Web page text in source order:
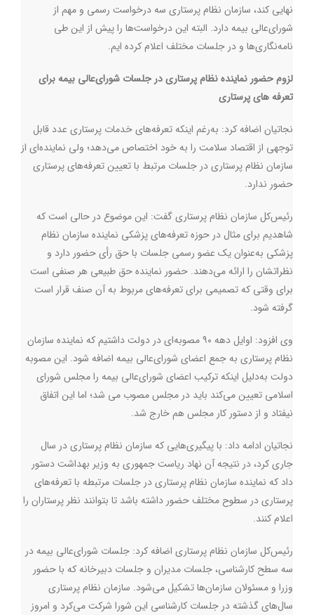
نهایی کند، سازمان نظام پرستاری سه درخواست رسمی و مهم از
شورای‌عالی بیمه دارد. البته این درخواست‌ها را پیش از این طی
نامه‌نگاری‌ها و در جلسات مختلف اعلام کرده ایم.
لزوم حضور نماینده نظام پرستاری در جلسات شورای‌عالی بیمه برای
تعرفه های پرستاری
نجاتیان اضافه کرد: به‌رغم اینکه تعرفه‌های خدمات پرستاری عدد قابل
توجهی از اقتصاد سلامت را به خود اختصاص می‌دهد؛ ولی نماینده‌ای از
سازمان نظام پرستاری در جلسات مرتبط با تعیین تعرفه‌های پرستاری
حضور ندارد.
رئیس‌کل سازمان نظام پرستاری گفت: این موضوع در حالی است که
شاهدیم برای مثال در حوزه تعرفه‌های پزشکی نماینده سازمان نظام
پزشکی به‌عنوان یک عضو رسمی جلسات با حق رأی حضور دارد و
نظراتشان را ارائه می‌دهند. حضور نماینده حق طبیعی هر صنفی است
برای وقتی که تصمیمی برای تعرفه‌های مربوط به آن صنف قرار است
گرفته شود.
وی افزود: اوایل دهه ۹۰ مصوبه‌ای در دولت داشتیم که نماینده سازمان
نظام پرستاری به جمع اعضای شورای‌عالی بیمه اضافه شود. این مصوبه
دولت به‌دلیل اینکه ترکیب اعضای شورای‌عالی بیمه را مجلس شورای
اسلامی تعیین می‌کند باید در مجلس مصوب می شد؛ اما این اتفاق
نیفتاد و از دستور کار مجلس هم خارج شد.
نجاتیان ادامه داد: با پیگیری‌هایی که سازمان نظام پرستاری در سال
جاری کرد، در نتیجه آن نهاد ریاست جمهوری به وزیر بهداشت دستور
داد که نماینده سازمان نظام پرستاری در جلسات مرتبطه با تعرفه‌های
پرستاری در سطوح مختلف حضور داشته باشد تا بتوانند نظر پرستاران را
اعلام کنند.
رئیس‌کل سازمان نظام پرستاری اضافه کرد: جلسات شورای‌عالی بیمه در
سه سطح کارشناسی، جلسات مدیران و جلسات دبیرخانه که با حضور
وزرا و مسئولان سازمان‌ها تشکیل می‌شود. سازمان نظام پرستاری
سال‌های گذشته در جلسات کارشناسی این شورا شرکت می‌کرد و امروز